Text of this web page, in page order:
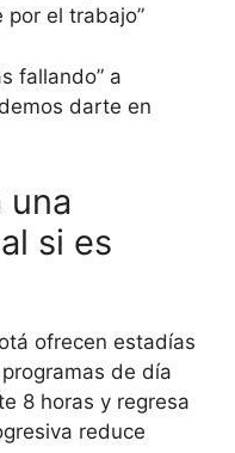
el trabajo”
fallando” a
darte en
una
si es
ofrecen estadías
de día
8 horas y regresa
reduce